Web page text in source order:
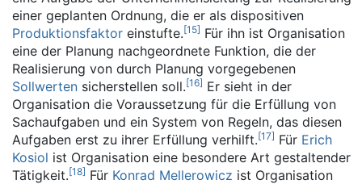
einer geplanten Ordnung, die er als dispositiven
Produktionsfaktor einstufte.[15] Für ihn ist Organisation
eine der Planung nachgeordnete Funktion, die der
Realisierung von durch Planung vorgegebenen
Sollwerten sicherstellen soll.[16] Er sieht in der
Organisation die Voraussetzung für die Erfüllung von
Sachaufgaben und ein System von Regeln, das diesen
Aufgaben erst zu ihrer Erfüllung verhilft.[17] Für Erich
Kosiol ist Organisation eine besondere Art gestaltender
Tätigkeit.[18] Für Konrad Mellerowicz ist Organisation